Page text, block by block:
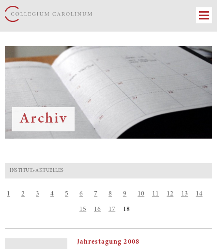
Archiv
INSTITUT» AKTUELLES
1 2 3 4 5 6 7 8 9 10 11 12 13 14
15 16 17 18
Jahrestagung 2008